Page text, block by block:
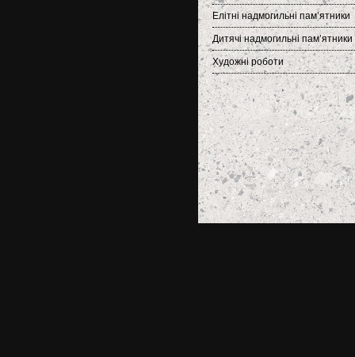
Елітні надмогильні пам’ятники
Дитячі надмогильні пам’ятники
Художні роботи